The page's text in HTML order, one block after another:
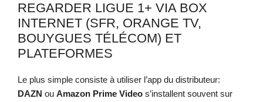
REGARDER LIGUE 1+ VIA BOX
INTERNET (SFR, ORANGE TV,
BOUYGUES TÉLÉCOM) ET
PLATEFORMES
Le plus simple consiste à utiliser l’app du distributeur:
DAZN ou Amazon Prime Video s’installent souvent sur